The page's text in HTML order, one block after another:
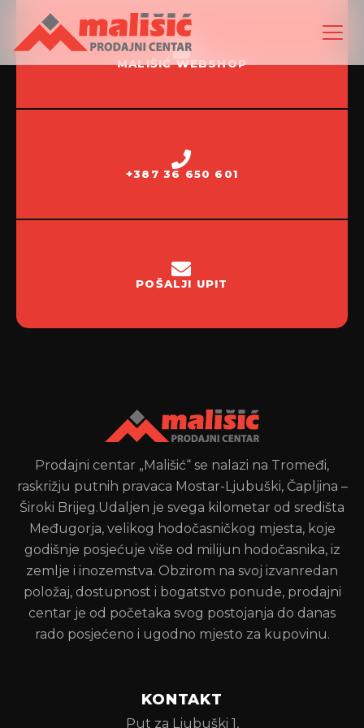
MALIŠIĆ WEBSHOP
+387 36 650 601
POŠALJI UPIT
Prodajni centar „Mališić“ se nalazi na Tromeđi,
raskrižju putnih pravaca Mostar-Ljubuški, Čapljina –
Široki Brijeg.Udaljen je svega kilometar od središta
Međugorja, velikog hodočasničkog mjesta, koje
godišnje posjećuje više od milijun hodočasnika, iz
zemlje i inozemstva. Obzirom na svoj izvanredan
položaj, dostupnost i bogatstvo ponude, prodajni
centar je od početaka svog postojanja do danas
rado posjećeno i ugodno mjesto za kupovinu.
KONTAKT
Put za Ljubuški 1,